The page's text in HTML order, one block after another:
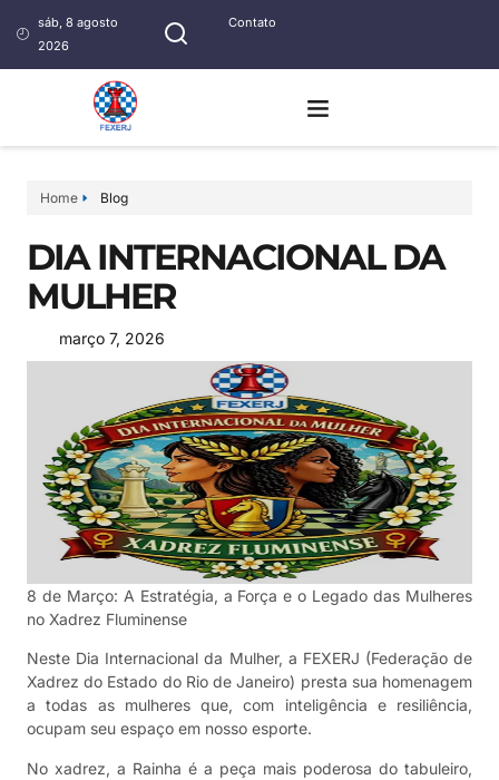
sáb, 8 agosto
2026
Contato
Home Blog
DIA INTERNACIONAL DA
MULHER
março 7, 2026
8 de Março: A Estratégia, a Força e o Legado das Mulheres
no Xadrez Fluminense
Neste Dia Internacional da Mulher, a FEXERJ (Federação de
Xadrez do Estado do Rio de Janeiro) presta sua homenagem
a todas as mulheres que, com inteligência e resiliência,
ocupam seu espaço em nosso esporte.
No xadrez, a Rainha é a peça mais poderosa do tabuleiro,